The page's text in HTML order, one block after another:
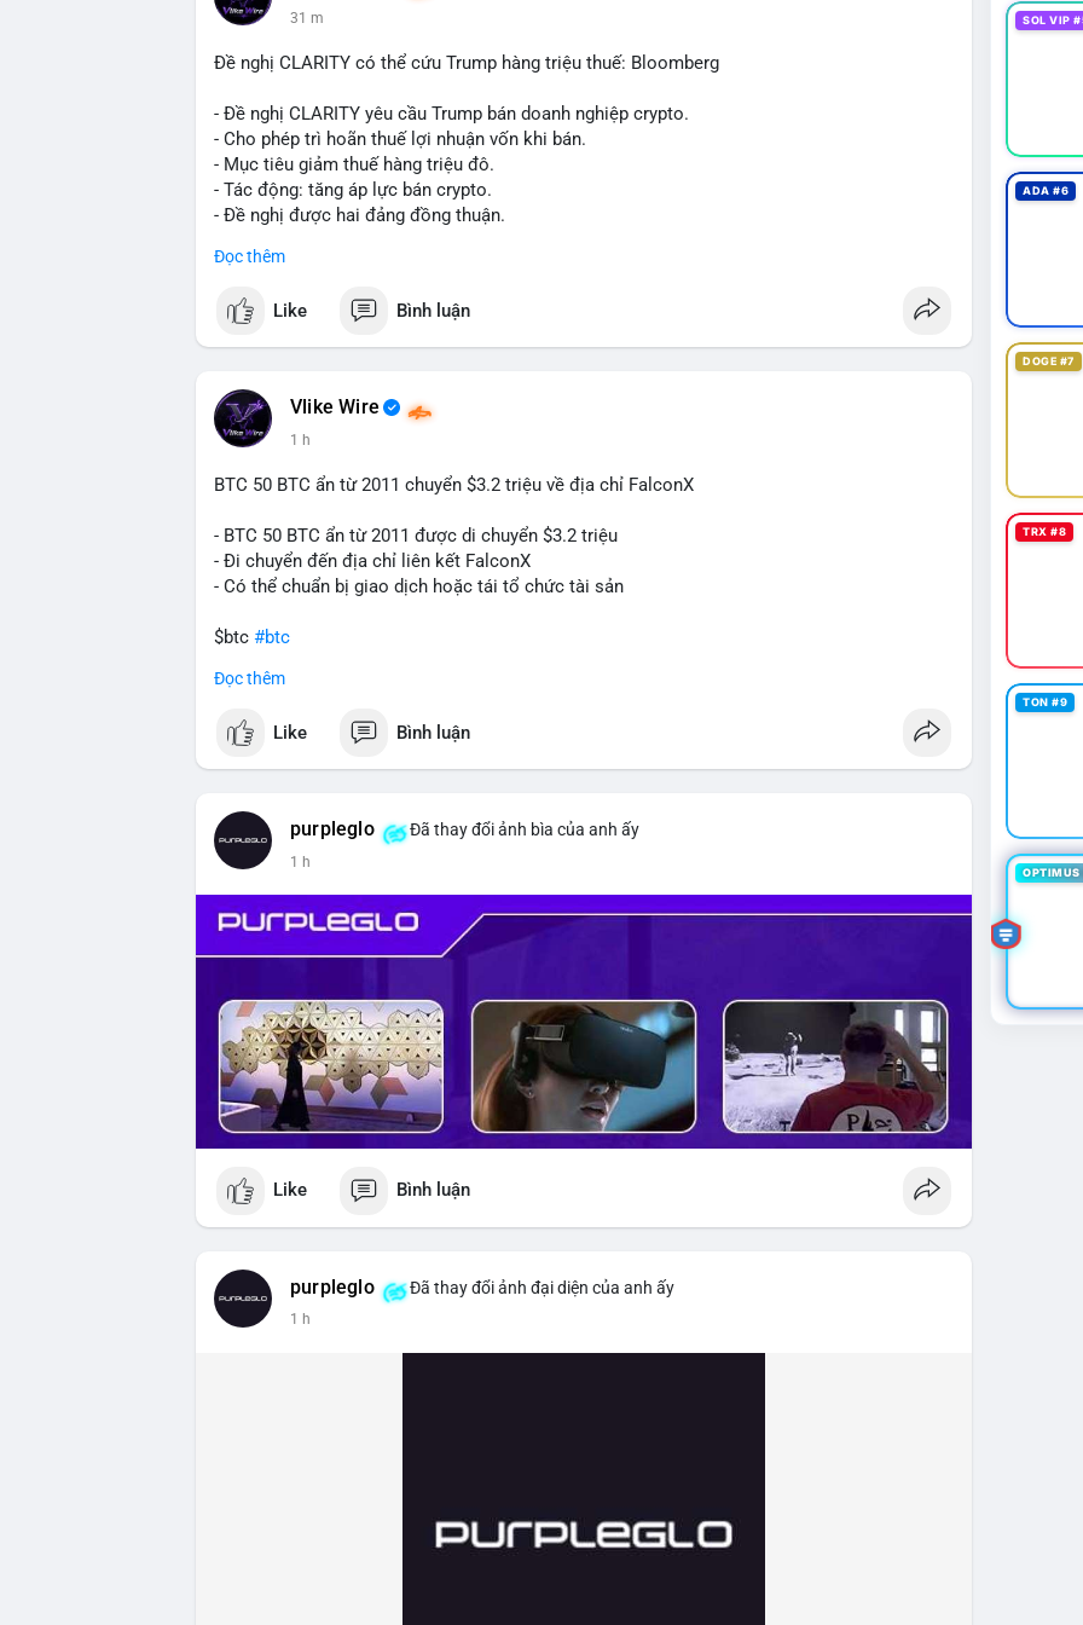
phiên giao dịch Âu-Mỹ. Tâm lý thị trường có thể dao động nhẹ khi nhà đầu tư nhỏ lẻ theo dõi
trong 2-4 giờ tới. Nếu dòng tiền vào sàn, cân nhắc giảm đòn bẩy hoặc chốt lời một phần để
phòng thủ. Nếu vào ví lạnh, có thể duy trì chiến lược nắm giữ hiện tại mà không cần hoảng
loạn.
#160btc #vilanh #thanhkhoansan #aplucban
31 m
Đề nghị CLARITY có thể cứu Trump hàng triệu thuế: Bloomberg
- Đề nghị CLARITY yêu cầu Trump bán doanh nghiệp crypto.
- Cho phép trì hoãn thuế lợi nhuận vốn khi bán.
- Mục tiêu giảm thuế hàng triệu đô.
- Tác động: tăng áp lực bán crypto.
- Đề nghị được hai đảng đồng thuận.
#vlikevn #titanbot
📰 Nguồn: Cointelegraph
Đọc thêm
Like Bình luận
Vlike Wire
1 h
BTC 50 BTC ẩn từ 2011 chuyển $3.2 triệu về địa chỉ FalconX
- BTC 50 BTC ẩn từ 2011 được di chuyển $3.2 triệu
- Đi chuyển đến địa chỉ liên kết FalconX
- Có thể chuẩn bị giao dịch hoặc tái tổ chức tài sản
$btc #btc
#vlikevn
📰 Nguồn: CoinDesk
Đọc thêm
Like Bình luận
purpleglo Đã thay đổi ảnh bìa của anh ấy
1 h
Like Bình luận
purpleglo Đã thay đổi ảnh đại diện của anh ấy
1 h
SOL VIP
ADA #6
DOGE #7
TRX #8
TON #9
OPTIMUS